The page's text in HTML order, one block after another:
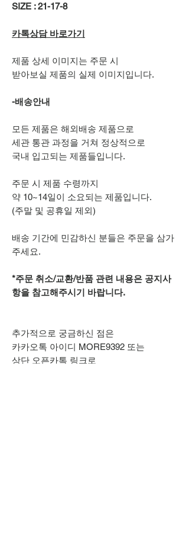
SIZE : 21-17-8
카톡상담 바로가기
제품 상세 이미지는 주문 시
받아보실 제품의 실제 이미지입니다.
-배송안내
모든 제품은 해외배송 제품으로
세관 통관 과정을 거쳐 정상적으로
국내 입고되는 제품들입니다.
주문 시 제품 수령까지
약 10~14일이 소요되는 제품입니다.
(주말 및 공휴일 제외)
배송 기간에 민감하신 분들은 주문을 삼가
주세요.
*주문 취소/교환/반품 관련 내용은 공지사
항을 참고해주시기 바랍니다.
추가적으로 궁금하신 점은
카카오톡 아이디 MORE9392 또는
상단 오픈카톡 링크로